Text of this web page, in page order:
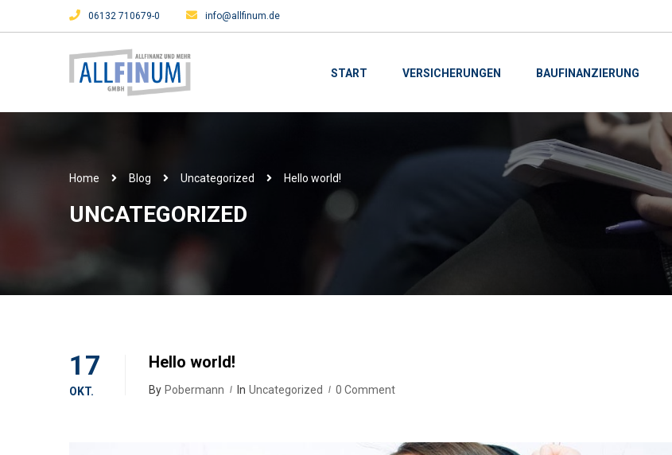
06132 710679-0 info@allfinum.de
START VERSICHERUNGEN BAUFINANZIERUNG
Home Blog Uncategorized Hello world!
UNCATEGORIZED
17
OKT.
Hello world!
By Pobermann In Uncategorized 0 Comment